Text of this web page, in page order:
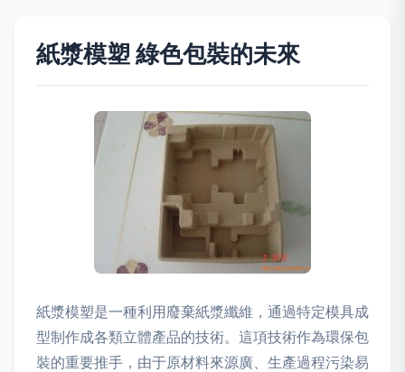
紙漿模塑 綠色包裝的未來
紙漿模塑是一種利用廢棄紙漿纖維，通過特定模具成
型制作成各類立體產品的技術。這項技術作為環保包
裝的重要推手，由于原材料來源廣、生產過程污染易